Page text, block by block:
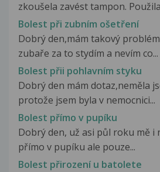
zkoušela zavést tampon.
Bolest při zubním ošetření
Dobrý den,mám takový
zubaře za to stydím a nevím co...
Bolest přii pohlavním styku
Dobrý den mám dotaz,neměla
protože jsem byla v nemocnici...
Bolest přímo v pupíku
Dobrý den, už asi půl roku mě i
přímo v pupíku ale pouze...
Bolest přirození u batolete